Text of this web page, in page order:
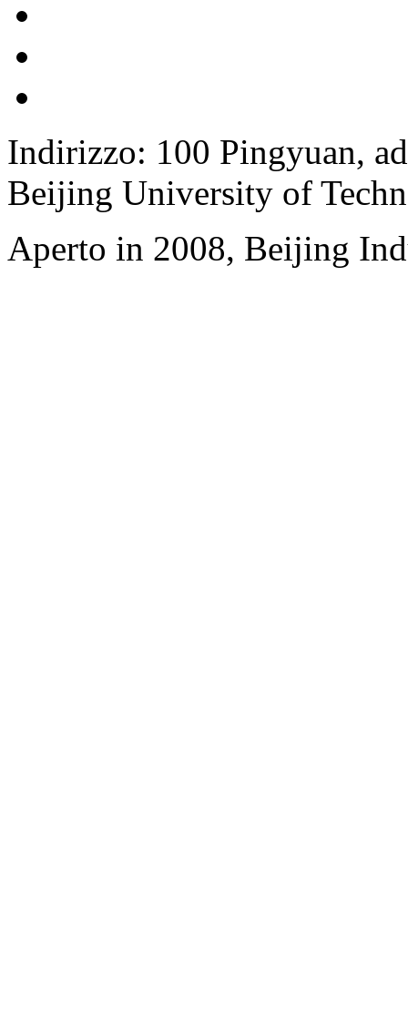
Indirizzo: 100 Pingyuan,
Beijing University of
Aperto in 2008, Beijing